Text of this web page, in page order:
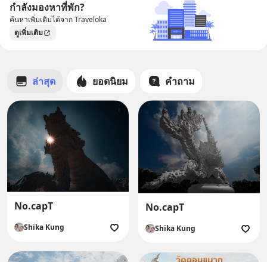
กำลังมองหาที่พัก?
ค้นหาเพิ่มเติมได้จาก Traveloka
ดูเพิ่มเติม
ล่าสุด ยอดนิยม คำถาม
No.capT
Shika Kung
No.capT
Shika Kung